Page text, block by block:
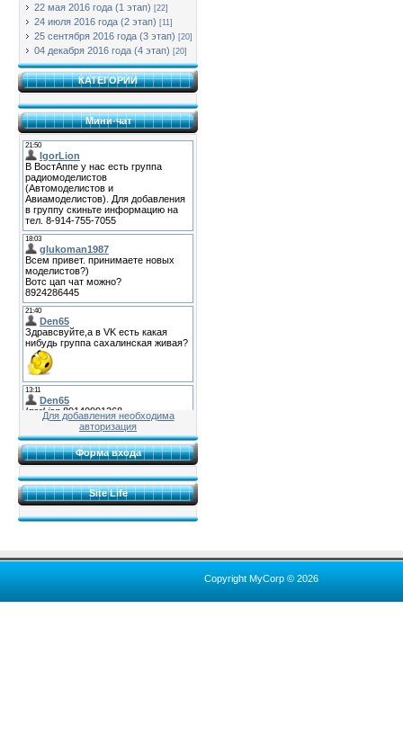
22 мая 2016 года (1 этап) [22]
24 июля 2016 года (2 этап) [11]
25 сентября 2016 года (3 этап) [20]
04 декабря 2016 года (4 этап) [20]
КАТЕГОРИИ
Мини-чат
Для добавления необходима
авторизация
Форма входа
Site Life
Copyright MyCorp © 2026